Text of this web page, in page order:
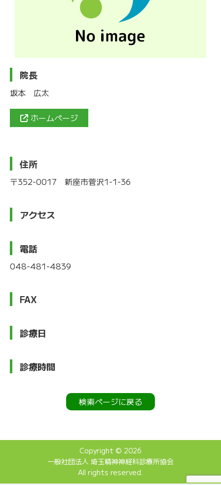
院長
坂本 広太
ホームページ
住所
〒352-0017 新座市菅沢1-1-36
アクセス
電話
048-481-4839
FAX
診療日
診療時間
検索ページに戻る
Copyright © 2026
一般社団法人 埼玉精神神経科診療所協会
All rights reserved.